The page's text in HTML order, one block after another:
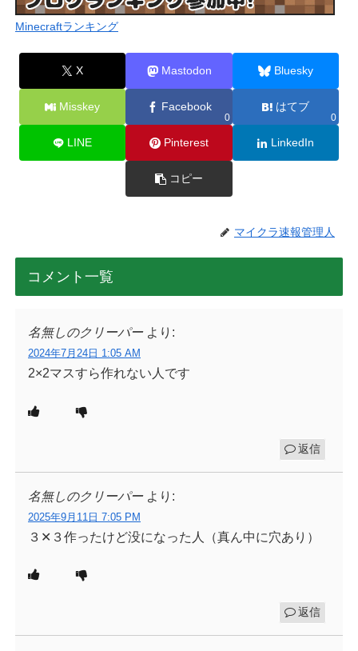
Minecraftランキング
X Mastodon Bluesky
Misskey Facebook
0
はてブ
0
LINE Pinterest LinkedIn
コピー
マイクラ速報管理人
コメント一覧
名無しのクリーパー より:
2024年7月24日 1:05 AM
2×2マスすら作れない人です
返信
名無しのクリーパー より:
2025年9月11日 7:05 PM
３✕３作ったけど没になった人（真ん中に穴あり）
返信